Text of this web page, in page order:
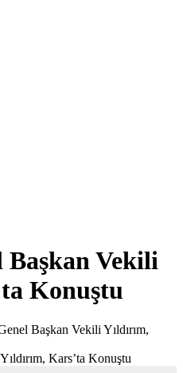
Vekili
Konuştu
Başkan Vekili Yıldırım,